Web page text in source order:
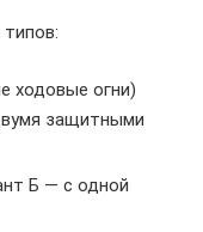
ходовые огни)
защитными
Б — с одной